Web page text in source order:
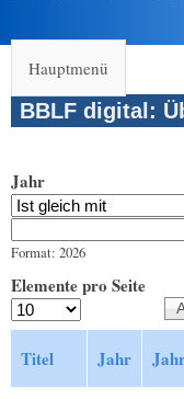
Hauptmenü
BBLF digital:
Jahr
Format: 2026
Elemente pro Seite
Titel Jahr